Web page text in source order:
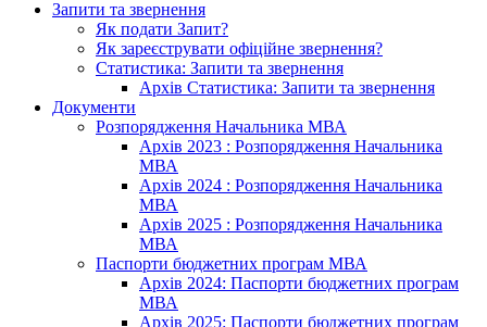
Запити та звернення
Як подати Запит?
Як зареєструвати офіційне звернення?
Статистика: Запити та звернення
Архів Статистика: Запити та звернення
Документи
Розпорядження Начальника МВА
Архів 2023 : Розпорядження Начальника
МВА
Архів 2024 : Розпорядження Начальника
МВА
Архів 2025 : Розпорядження Начальника
МВА
Паспорти бюджетних програм МВА
Архів 2024: Паспорти бюджетних програм
МВА
Архів 2025: Паспорти бюджетних програм